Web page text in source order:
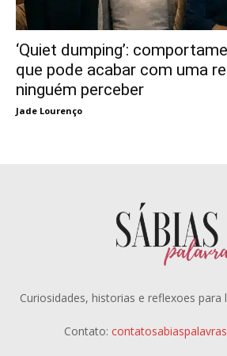
‘Quiet dumping’:
que pode acabar com uma
ninguém perceber
Jade Lourenço
Curiosidades, historias e reflexoes para
Contato: